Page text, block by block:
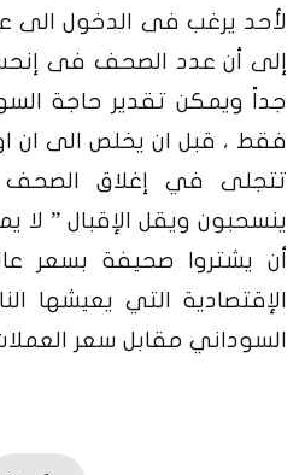
لأحد يرغب فى الدخول الى
إلى أن عدد الصحف فى
جداً ويمكن تقدير حاجة
فقط ، قبل ان يخلص الى ان اول
تتجلى في إغلاق الصحف
ينسحبون ويقل الإقبال ” لا
أن يشتروا صحيفة بسعر
الإقتصادية التي يعيشها
السوداني مقابل سعر العملات